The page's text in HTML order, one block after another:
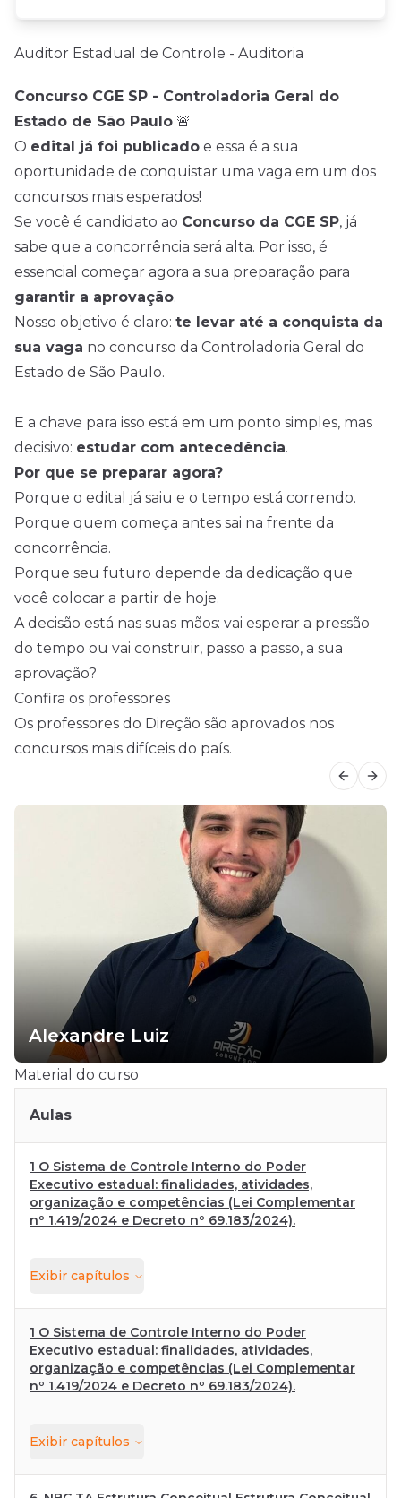
Auditor Estadual de Controle - Auditoria
Concurso CGE SP - Controladoria Geral do
Estado de São Paulo 🚨
O edital já foi publicado e essa é a sua
oportunidade de conquistar uma vaga em um dos
concursos mais esperados!
Se você é candidato ao Concurso da CGE SP, já
sabe que a concorrência será alta. Por isso, é
essencial começar agora a sua preparação para
garantir a aprovação.
Nosso objetivo é claro: te levar até a conquista da
sua vaga no concurso da Controladoria Geral do
Estado de São Paulo.
E a chave para isso está em um ponto simples, mas
decisivo: estudar com antecedência.
Por que se preparar agora?
Porque o edital já saiu e o tempo está correndo.
Porque quem começa antes sai na frente da
concorrência.
Porque seu futuro depende da dedicação que
você colocar a partir de hoje.
A decisão está nas suas mãos: vai esperar a pressão
do tempo ou vai construir, passo a passo, a sua
aprovação?
Confira os professores
Os professores do Direção são aprovados nos
concursos mais difíceis do país.
Alexandre Luiz
Material do curso
Aulas
1 O Sistema de Controle Interno do Poder
Executivo estadual: finalidades, atividades,
organização e competências (Lei Complementar
nº 1.419/2024 e Decreto nº 69.183/2024).
Exibir capítulos
1 O Sistema de Controle Interno do Poder
Executivo estadual: finalidades, atividades,
organização e competências (Lei Complementar
nº 1.419/2024 e Decreto nº 69.183/2024).
Exibir capítulos